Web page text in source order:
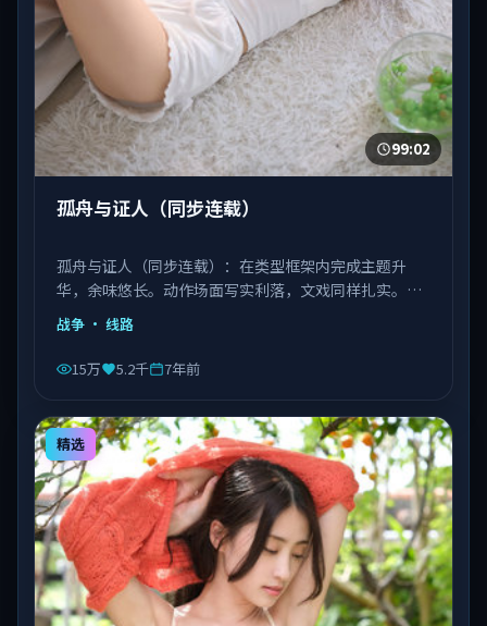
99:02
孤舟与证人（同步连载）
孤舟与证人（同步连载）：在类型框架内完成主题升
华，余味悠长。动作场面写实利落，文戏同样扎实。由
丹尼斯·维伦纽瓦执导，文淇、宋康昊、长泽雅美等主
演，越南出品，类型为战争。
战争 · 线路
15万 5.2千 7年前
精选